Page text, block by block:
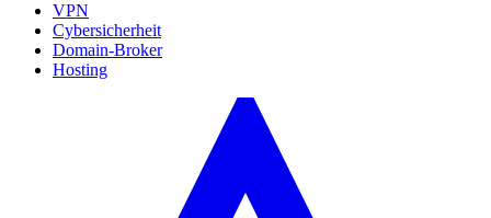
VPN
Cybersicherheit
Domain-Broker
Hosting